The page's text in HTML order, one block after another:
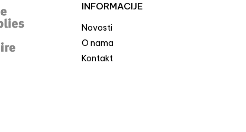
INFORMACIJE
Novosti
O nama
Kontakt